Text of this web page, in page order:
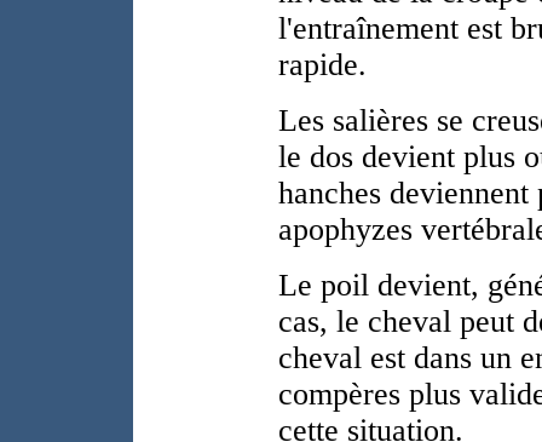
l'entraînement est
rapide.
Les salières se
le dos devient plus
hanches deviennent
apophyzes
Le poil devient,
cas, le cheval peut
cheval est dans un
compères plus
cette situation.